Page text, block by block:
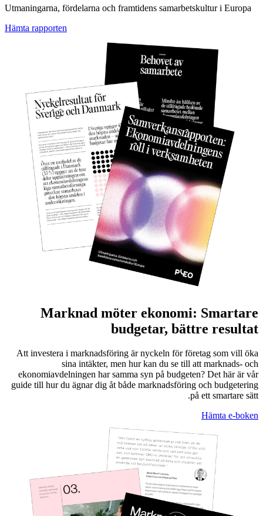
Utmaningarna, fördelarna och framtidens samarbetskultur i Europa
Hämta rapporten
Marknad möter ekonomi: Smartare
budgetar, bättre resultat
Att investera i marknadsföring är nyckeln för företag som vill öka
sina intäkter, men hur kan du se till att marknads- och
ekonomiavdelningen har samma syn på budgeten? Det här är vår
guide till hur du ägnar dig åt både marknadsföring och budgetering
på ett smartare sätt.
Hämta e-boken